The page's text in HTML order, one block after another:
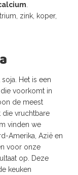
zink, koper,
Het is een
voorkomt in
de meest
die vruchtbare
vinden we
Amerika, Azië en
voor onze
op. Deze
keuken